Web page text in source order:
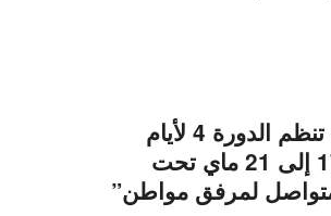
المديرية العامة للأمن الوطني تنظم الدورة 4 لأيام
الأبواب المفتوحة بفاس من 17 إلى 21 ماي تحت